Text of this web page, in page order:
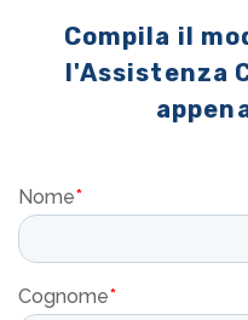
Compila il
l'Assistenza